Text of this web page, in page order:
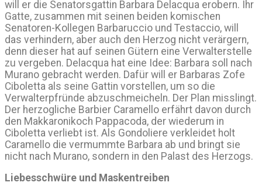
will er die Senatorsgattin Barbara Delacqua erobern. Ihr
Gatte, zusammen mit seinen beiden komischen
Senatoren-Kollegen Barbaruccio und Testaccio, will
das verhindern, aber auch den Herzog nicht verärgern,
denn dieser hat auf seinen Gütern eine Verwalterstelle
zu vergeben. Delacqua hat eine Idee: Barbara soll nach
Murano gebracht werden. Dafür will er Barbaras Zofe
Ciboletta als seine Gattin vorstellen, um so die
Verwalterpfründe abzuschmeicheln. Der Plan misslingt.
Der herzogliche Barbier Caramello erfährt davon durch
den Makkaronikoch Pappacoda, der wiederum in
Ciboletta verliebt ist. Als Gondoliere verkleidet holt
Caramello die vermummte Barbara ab und bringt sie
nicht nach Murano, sondern in den Palast des Herzogs.
Liebesschwüre und Maskentreiben